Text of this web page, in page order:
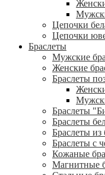
Цепочки
Цепочки
Браслеты
Мужские
Женские
Браслеты
Браслеты
Браслеты
Браслеты из
Браслеты с
Кожаные
Магнитные